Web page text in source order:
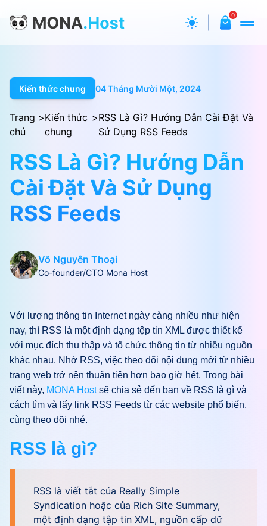
0
Kiến thức chung 04 Tháng Mười Một, 2024
Trang
chủ
>Kiến thức
chung
>RSS Là Gì? Hướng Dẫn Cài Đặt Và
Sử Dụng RSS Feeds
RSS Là Gì? Hướng Dẫn
Cài Đặt Và Sử Dụng
RSS Feeds
Võ Nguyên Thoại
Co-founder/CTO Mona Host
Với lượng thông tin Internet ngày càng nhiều như hiện
nay, thì RSS là một định dạng tệp tin XML được thiết kế
với mục đích thu thập và tổ chức thông tin từ nhiều nguồn
khác nhau. Nhờ RSS, việc theo dõi nội dung mới từ nhiều
trang web trở nên thuận tiện hơn bao giờ hết. Trong bài
viết này, MONA Host sẽ chia sẻ đến bạn về RSS là gì và
cách tìm và lấy link RSS Feeds từ các website phổ biến,
cùng theo dõi nhé.
RSS là gì?
RSS là viết tắt của Really Simple
Syndication hoặc của Rich Site Summary,
một định dạng tập tin XML, nguồn cấp dữ